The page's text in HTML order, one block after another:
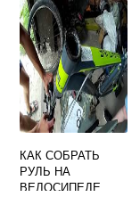
СТЕЛС
КАК СОБРАТЬ
РУЛЬ НА
ВЕЛОСИПЕДЕ